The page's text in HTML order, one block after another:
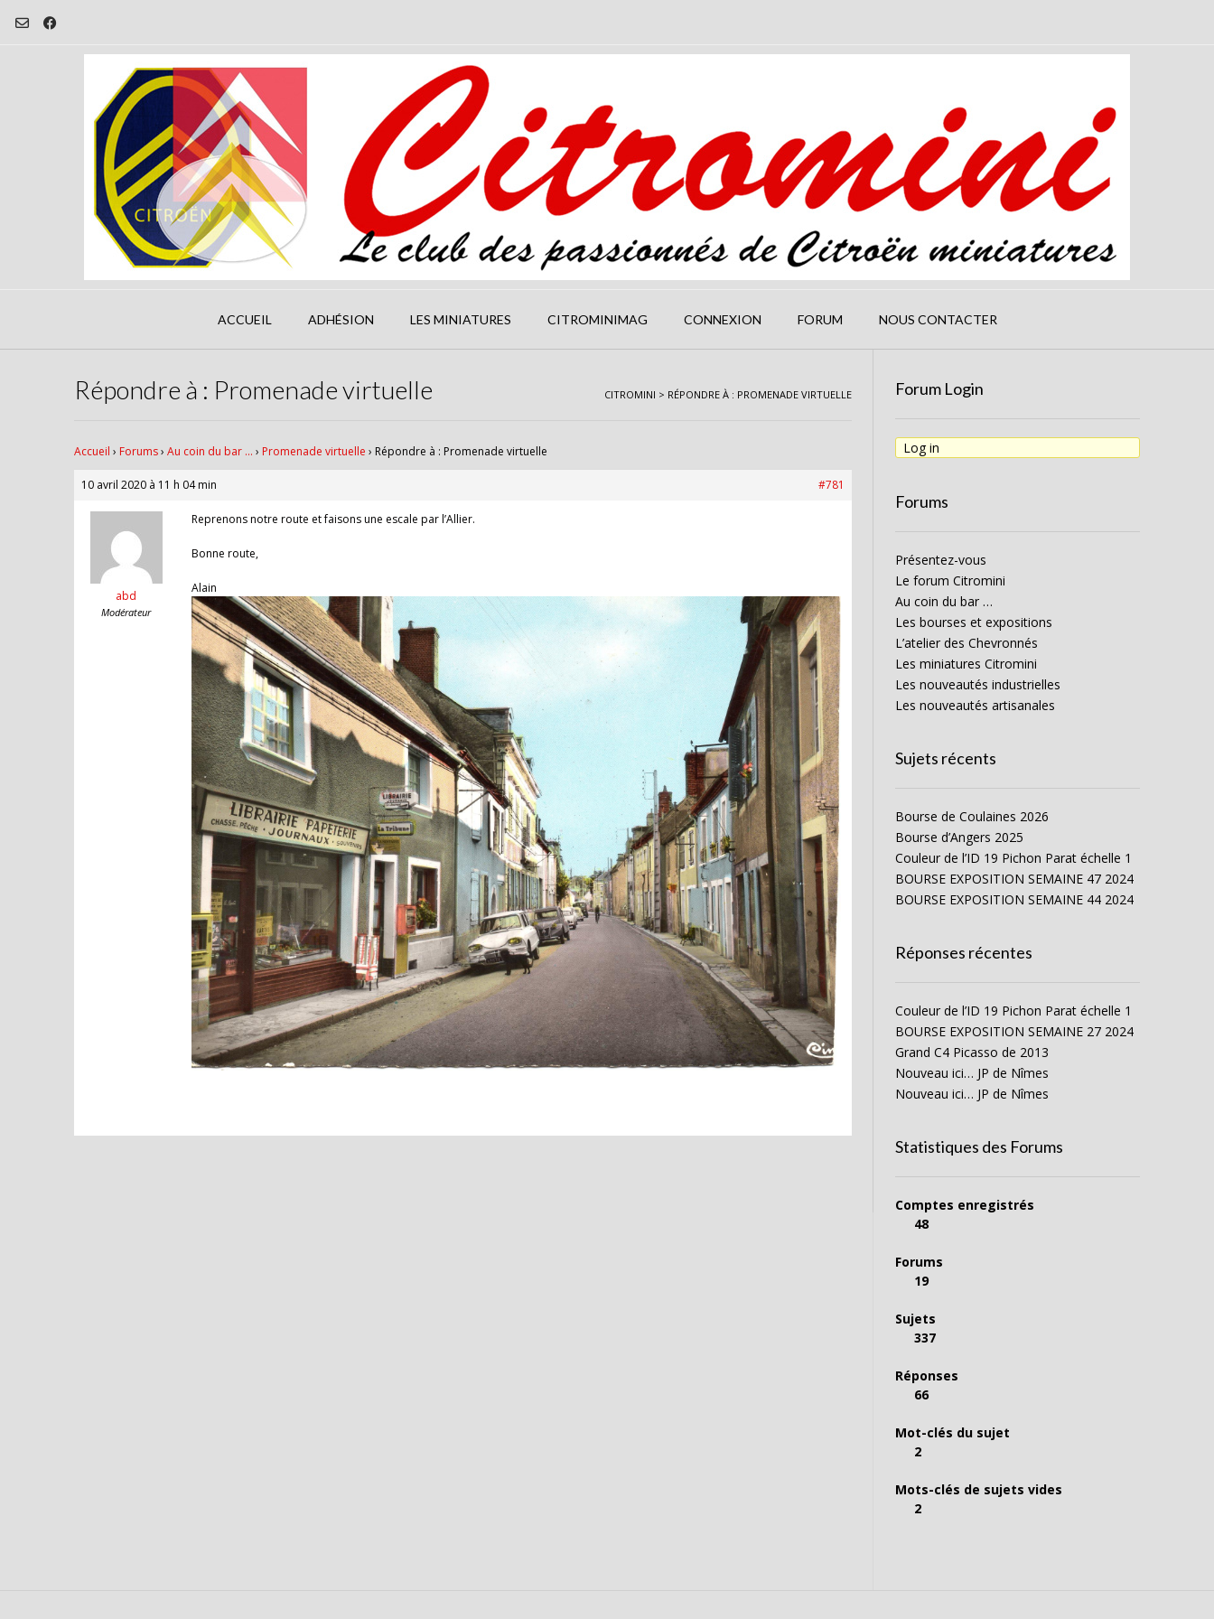
ACCUEIL ADHÉSION LES MINIATURES CITROMINIMAG CONNEXION FORUM NOUS CONTACTER
Répondre à : Promenade virtuelle CITROMINI > RÉPONDRE À : PROMENADE VIRTUELLE
Accueil › Forums› Au coin du bar … › Promenade virtuelle › Répondre à : Promenade virtuelle
10 avril 2020 à 11 h 04 min #781
abd
Modérateur
Reprenons notre route et faisons une escale par l’Allier.
Bonne route,
Alain
Forum Login
Log in
Forums
Présentez-vous
Le forum Citromini
Au coin du bar …
Les bourses et expositions
L’atelier des Chevronnés
Les miniatures Citromini
Les nouveautés industrielles
Les nouveautés artisanales
Sujets récents
Bourse de Coulaines 2026
Bourse d’Angers 2025
Couleur de l’ID 19 Pichon Parat échelle 1
BOURSE EXPOSITION SEMAINE 47 2024
BOURSE EXPOSITION SEMAINE 44 2024
Réponses récentes
Couleur de l’ID 19 Pichon Parat échelle 1
BOURSE EXPOSITION SEMAINE 27 2024
Grand C4 Picasso de 2013
Nouveau ici… JP de Nîmes
Nouveau ici… JP de Nîmes
Statistiques des Forums
Comptes enregistrés
48
Forums
19
Sujets
337
Réponses
66
Mot-clés du sujet
2
Mots-clés de sujets vides
2